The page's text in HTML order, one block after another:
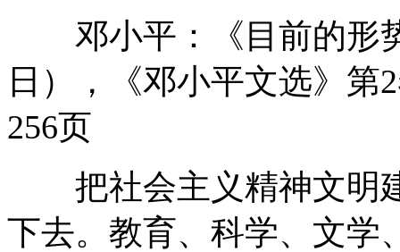
邓小平：《目前的形势
日），《邓小平文选》第
256页
把社会主义精神文明
下去。教育、科学、文学